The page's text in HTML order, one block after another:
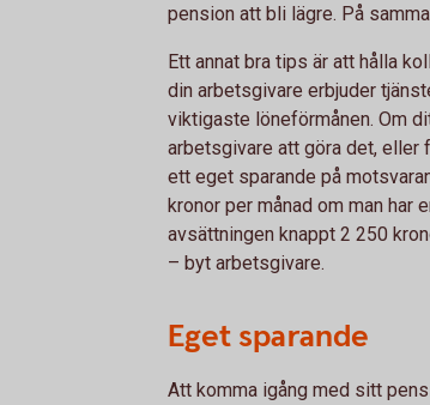
pension att bli lägre. På
Ett annat bra tips är att hålla
din arbetsgivare erbjuder
viktigaste löneförmånen. Om
arbetsgivare att göra det, eller
ett eget sparande på
kronor per månad om man har
avsättningen knappt 2 250
– byt arbetsgivare.
Eget sparande
Att komma igång med sitt